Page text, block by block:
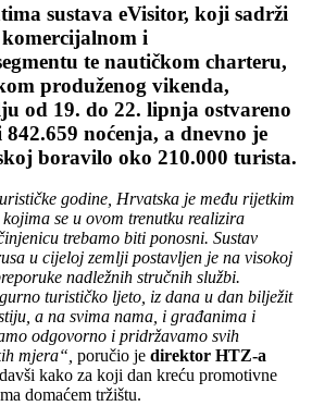
sustava eVisitor, koji sadrži
i
te nautičkom charteru,
produženog vikenda,
od 19. do 22. lipnja ostvareno
842.659 noćenja, a dnevno je
boravilo oko 210.000 turista.
godine, Hrvatska je među rijetkim
se u ovom trenutku realizira
trebamo biti ponosni. Sustav
u cijeloj zemlji postavljen je na visokoj
nadležnih stručnih službi.
turističko ljeto, iz dana u dan bilježit
a na svima nama, i građanima i
odgovorno i pridržavamo svih
mjera“, poručio je direktor HTZ-a
kako za koji dan kreću promotivne
domaćem tržištu.